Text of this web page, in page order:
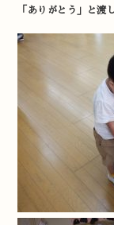
「ありがとう」と渡